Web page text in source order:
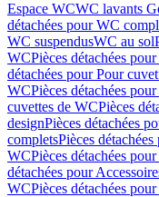
Espace WCWC lavants
détachées pour WC
WC suspendusWC au sol
WCPièces détachées
détachées pour Pour
WCPièces détachées
cuvettes de WCPièces
designPièces détachées
completsPièces
WCPièces détachées
détachées pour
WCPièces détachées